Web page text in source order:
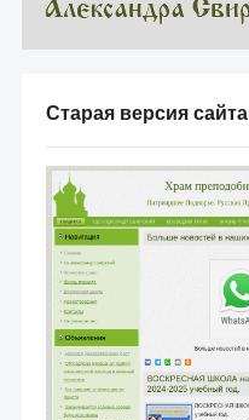
Старая версия сайта